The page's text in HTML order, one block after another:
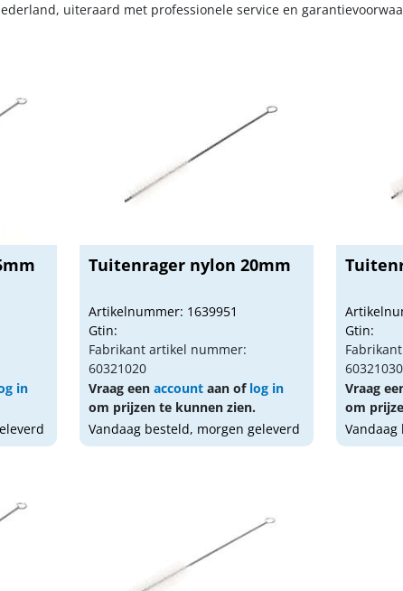
uiteraard met professionele service en
in
Tuitenrager nylon 20mm
Artikelnummer: 1639951
Gtin:
Fabrikant artikel nummer:
60321020
Vraag eenaccount aan of log in
om prijzen te kunnen zien.
Vandaag besteld, morgen geleverd
Gtin:
60321030
Vraag
om